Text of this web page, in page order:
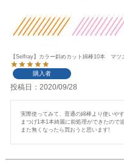
【Selfray】カラー斜めカット綿棒10本 マ
購入者
投稿日 2020/09/28
実際使ってみて、普通の綿棒より使いやす
まつげ1本1本綺麗に前処理ができたので
また無くなったら買おうと思います!